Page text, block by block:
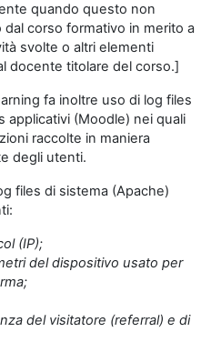
quando questo non
corso formativo in merito a
svolte o altri elementi
docente titolare del corso.]
fa inoltre uso di log files
applicativi (Moodle) nei quali
raccolte in maniera
degli utenti.
files di sistema (Apache)
(IP);
del dispositivo usato per
del visitatore (referral) e di